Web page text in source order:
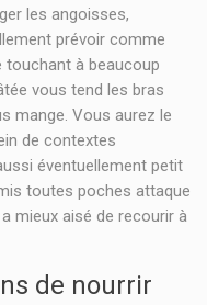
les angoisses,
prévoir comme
touchant à beaucoup
vous tend les bras
mange. Vous aurez le
de contextes
éventuellement petit
toutes poches attaque
mieux aisé de recourir à
de nourrir